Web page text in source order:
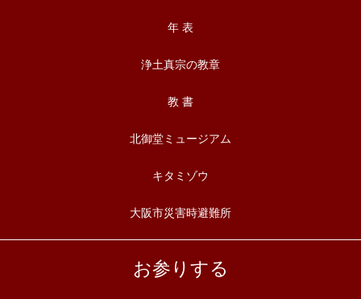
年 表
浄土真宗の教章
教 書
北御堂ミュージアム
キタミゾウ
大阪市災害時避難所
お参りする